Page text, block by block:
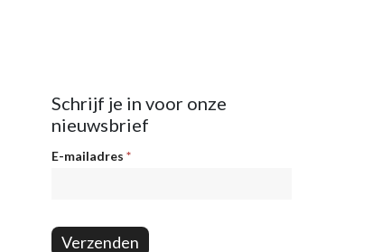
Schrijf je in voor onze
nieuwsbrief
Nieuwsbrief
E-mailadres *
Verzenden